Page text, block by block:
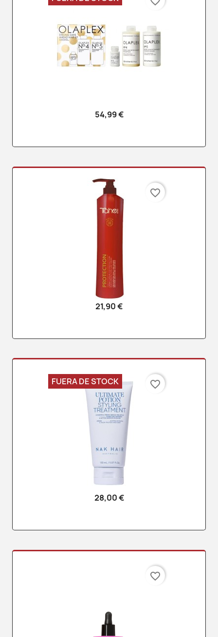
54,99 €
21,90 €
favorite_border
28,00 €
FUERA DE STOCK favorite_border
favorite_border